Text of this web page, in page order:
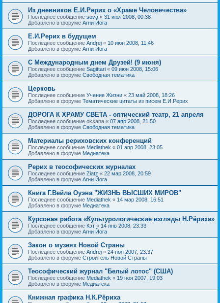
Из дневников Е.И.Рерих о «Храме Человечества»
Последнее сообщение sova « 31 июл 2008, 00:38
Добавлено в форуме Агни Йога
Е.И.Рерих в будущем
Последнее сообщение Andrej « 10 июн 2008, 11:46
Добавлено в форуме Агни Йога
С Международным днем Друзей! (9 июня)
Последнее сообщение Sagittari « 09 июн 2008, 15:06
Добавлено в форуме Свободная тематика
Церковь
Последнее сообщение Учение Жизни « 23 май 2008, 18:26
Добавлено в форуме Тематические цитаты из писем Е.И.Рерих
ДОРОГА К ХРАМУ СВЕТА - оптический театр, 21 апреля
Последнее сообщение oksana « 07 апр 2008, 21:50
Добавлено в форуме Свободная тематика
Материалы рериховских конференций
Последнее сообщение Mediathek « 01 апр 2008, 23:05
Добавлено в форуме Медиатека
Рерих в теософических журналах
Последнее сообщение Ziatz « 22 мар 2008, 20:59
Добавлено в форуме Агни Йога
Книга Г.Вейла Оуэна "ЖИЗНЬ ВЫСШИХ МИРОВ"
Последнее сообщение Mediathek « 14 мар 2008, 16:51
Добавлено в форуме Медиатека
Курсовая работа «Культурологические взгляды Н.Рёриха»
Последнее сообщение Кэт « 14 янв 2008, 23:33
Добавлено в форуме Агни Йога
Закон о музеях Новой Страны
Последнее сообщение Andrej « 24 ноя 2007, 23:37
Добавлено в форуме Строитель Новой Страны
Теософический журнал "Белый лотос" (США)
Последнее сообщение Mediathek « 19 ноя 2007, 19:03
Добавлено в форуме Медиатека
Книжная графика Н.К.Рёриха